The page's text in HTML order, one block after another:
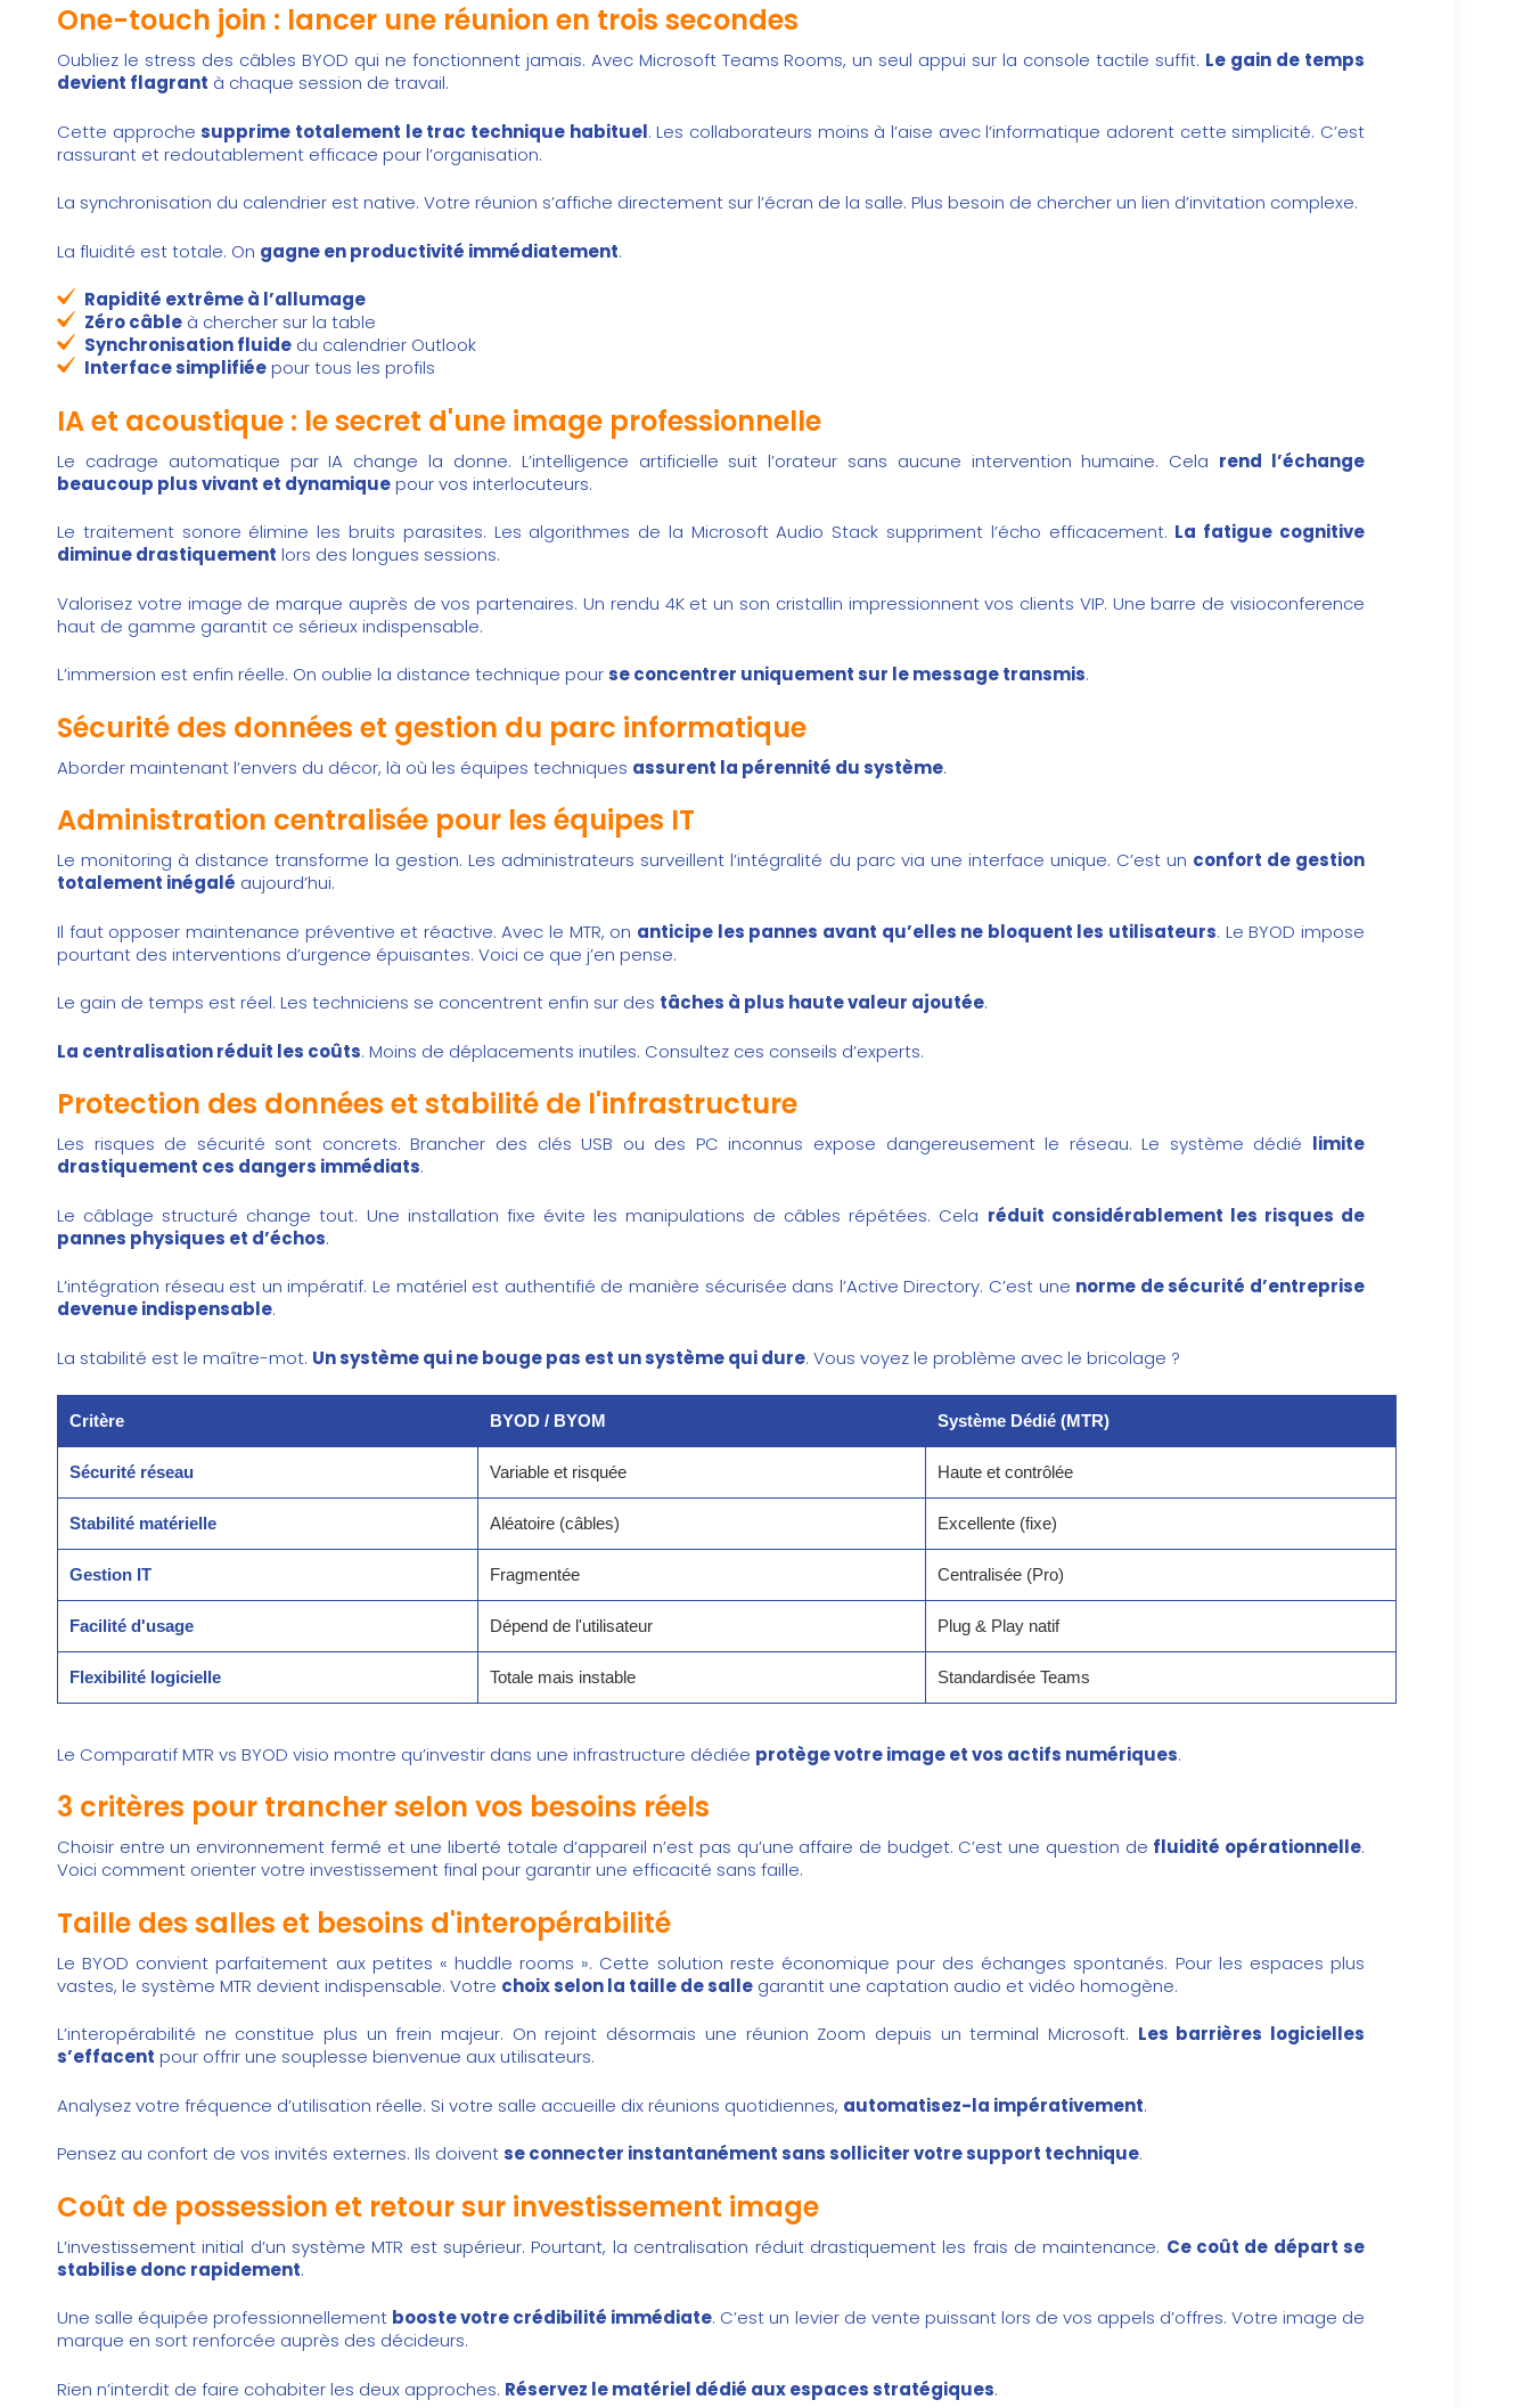
One-touch join : lancer une réunion en trois secondes
Oubliez le stress des câbles BYOD qui ne fonctionnent jamais. Avec Microsoft Teams Rooms, un seul appui sur la console tactile suffit. Le gain de temps
devient flagrant à chaque session de travail.
Cette approchesupprime totalement le trac technique habituel. Les collaborateurs moins à l’aise avec l’informatique adorent cette simplicité. C’est
rassurant et redoutablement efficace pour l’organisation.
La synchronisation du calendrier est native. Votre réunion s’affiche directement sur l’écran de la salle. Plus besoin de chercher un lien d’invitation complexe.
La fluidité est totale. On gagne en productivité immédiatement.
Rapidité extrême à l’allumage
Zéro câble à chercher sur la table
Synchronisation fluide du calendrier Outlook
Interface simplifiéepour tous les profils
IA et acoustique : le secret d'une image professionnelle
Le cadrage automatique par IA change la donne. L’intelligence artificielle suit l’orateur sans aucune intervention humaine. Cela rend l’échange
beaucoup plus vivant et dynamiquepour vos interlocuteurs.
Le traitement sonore élimine les bruits parasites. Les algorithmes de la Microsoft Audio Stack suppriment l’écho efficacement. La fatigue cognitive
diminue drastiquement lors des longues sessions.
Valorisez votre image de marque auprès de vos partenaires. Un rendu 4K et un son cristallin impressionnent vos clients VIP. Unebarre de visioconference
haut de gamme garantit ce sérieux indispensable.
L’immersion est enfin réelle. On oublie la distance technique pourse concentrer uniquement sur le message transmis.
Sécurité des données et gestion du parc informatique
Aborder maintenant l’envers du décor, là où les équipes techniques assurent la pérennité du système.
Administration centralisée pour les équipes IT
Le monitoring à distance transforme la gestion. Les administrateurs surveillent l’intégralité du parc via une interface unique. C’est un confort de gestion
totalement inégalé aujourd’hui.
Il faut opposer maintenance préventive et réactive. Avec le MTR, on anticipe les pannes avant qu’elles ne bloquent les utilisateurs. Le BYOD impose
pourtant des interventions d’urgence épuisantes. Voici ce que j’en pense.
Le gain de temps est réel. Les techniciens se concentrent enfin sur des tâches à plus haute valeur ajoutée.
La centralisation réduit les coûts. Moins de déplacements inutiles. Consultez ces conseils d’experts.
Protection des données et stabilité de l'infrastructure
Les risques de sécurité sont concrets. Brancher des clés USB ou des PC inconnus expose dangereusement le réseau. Le système dédié limite
drastiquement ces dangers immédiats.
Le câblage structuré change tout. Une installation fixe évite les manipulations de câbles répétées. Cela réduit considérablement les risques de
pannes physiques et d’échos.
L’intégration réseau est un impératif. Le matériel est authentifié de manière sécurisée dans l’Active Directory. C’est une norme de sécurité d’entreprise
devenue indispensable.
La stabilité est le maître-mot. Un système qui ne bouge pas est un système qui dure. Vous voyez le problème avec le bricolage ?
Critère BYOD / BYOM Système Dédié (MTR)
Sécurité réseau Variable et risquée Haute et contrôlée
Stabilité matérielle Aléatoire (câbles) Excellente (fixe)
Gestion IT Fragmentée Centralisée (Pro)
Facilité d'usage Dépend de l'utilisateur Plug & Play natif
Flexibilité logicielle Totale mais instable Standardisée Teams
Le Comparatif MTR vs BYOD visio montre qu’investir dans une infrastructure dédiée protège votre image et vos actifs numériques.
3 critères pour trancher selon vos besoins réels
Choisir entre un environnement fermé et une liberté totale d’appareil n’est pas qu’une affaire de budget. C’est une question de fluidité opérationnelle.
Voici comment orienter votre investissement final pour garantir une efficacité sans faille.
Taille des salles et besoins d'interopérabilité
Le BYOD convient parfaitement aux petites « huddle rooms ». Cette solution reste économique pour des échanges spontanés. Pour les espaces plus
vastes, le système MTR devient indispensable. Votre choix selon la taille de salle garantit une captation audio et vidéo homogène.
L’interopérabilité ne constitue plus un frein majeur. On rejoint désormais une réunion Zoom depuis un terminal Microsoft. Les barrières logicielles
s’effacent pour offrir une souplesse bienvenue aux utilisateurs.
Analysez votre fréquence d’utilisation réelle. Si votre salle accueille dix réunions quotidiennes, automatisez-la impérativement.
Pensez au confort de vos invités externes. Ils doiventse connecter instantanément sans solliciter votre support technique.
Coût de possession et retour sur investissement image
L’investissement initial d’un système MTR est supérieur. Pourtant, la centralisation réduit drastiquement les frais de maintenance. Ce coût de départ se
stabilise donc rapidement.
Une salle équipée professionnellement booste votre crédibilité immédiate. C’est un levier de vente puissant lors de vos appels d’offres. Votre image de
marque en sort renforcée auprès des décideurs.
Rien n’interdit de faire cohabiter les deux approches. Réservez le matériel dédié aux espaces stratégiques.